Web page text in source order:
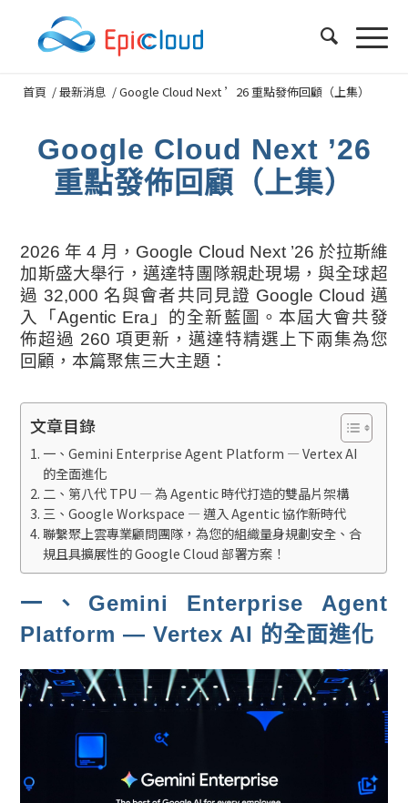
首頁 /最新消息 /Google Cloud Next ’26 重點發佈回顧（上集）
Google Cloud Next ’26
重點發佈回顧（上集）
2026 年 4 月，Google Cloud Next ’26 於拉斯維
加斯盛大舉行，邁達特團隊親赴現場，與全球超
過 32,000 名與會者共同見證 Google Cloud 邁
入「Agentic Era」的全新藍圖。本屆大會共發
佈超過 260 項更新，邁達特精選上下兩集為您
回顧，本篇聚焦三大主題：
文章目錄
一、Gemini Enterprise Agent Platform — Vertex AI
的全面進化
二、第八代 TPU — 為 Agentic 時代打造的雙晶片架構
三、Google Workspace — 邁入 Agentic 協作新時代
聯繫聚上雲專業顧問團隊，為您的組織量身規劃安全、合
規且具擴展性的 Google Cloud 部署方案！
一、Gemini Enterprise Agent
Platform — Vertex AI 的全面進化